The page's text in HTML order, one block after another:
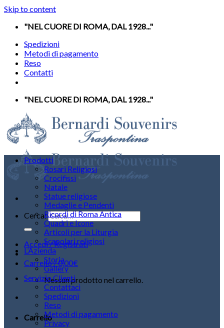
Skip to content
"NEL CUORE DI ROMA, DAL 1928..."
Spedizioni
Metodi di pagamento
Reso
Contatti
"NEL CUORE DI ROMA, DAL 1928..."
Cerca:
Accedi / Registrati
Carrello /0,00€
Nessun prodotto nel carrello.
Carrello
Prodotti
Rosari Religiosi
Crocifissi
Natale
Statue religiose
Medaglie e Pendenti
Ricordi di Roma Antica
Quadri e Icone
Articoli per la Liturgia
Scapolari religiosi
L’Azienda
Storia
Gallery
Servizio Clienti
Contattaci
Spedizioni
Reso
Metodi di pagamento
Privacy